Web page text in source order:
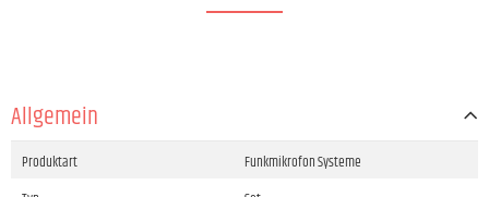
Allgemein
Produktart
Funkmikrofon Systeme